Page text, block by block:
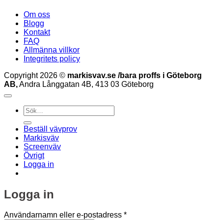
Om oss
Blogg
Kontakt
FAQ
Allmänna villkor
Integritets policy
Copyright 2026 © markisvav.se /bara proffs i Göteborg
AB,Andra Långgatan 4B, 413 03 Göteborg
Sök
efter:
Beställ vävprov
Markisväv
Screenväv
Övrigt
Logga in
Logga in
Användarnamn eller e-postadress *Obligatoriskt